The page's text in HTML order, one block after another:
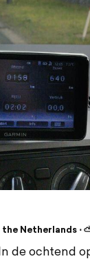
Netherlands ⋅
de ochtend